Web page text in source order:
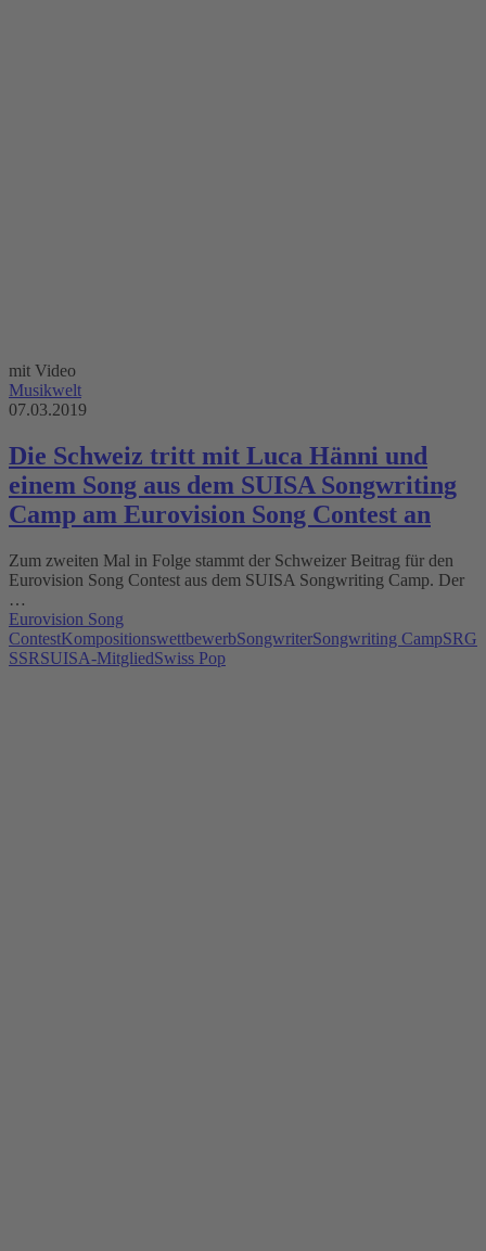
mit Video
Musikwelt
07.03.2019
Die Schweiz tritt mit Luca Hänni und
einem Song aus dem SUISA Songwriting
Camp am Eurovision Song Contest an
Zum zweiten Mal in Folge stammt der Schweizer Beitrag für den
Eurovision Song Contest aus dem SUISA Songwriting Camp. Der
…
Eurovision Song
ContestKompositionswettbewerbSongwriterSongwriting CampSRG
SSRSUISA-MitgliedSwiss Pop